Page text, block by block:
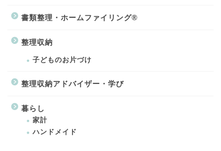
書類整理・ホームファイリング®
整理収納
子どものお片づけ
整理収納アドバイザー・学び
暮らし
家計
ハンドメイド